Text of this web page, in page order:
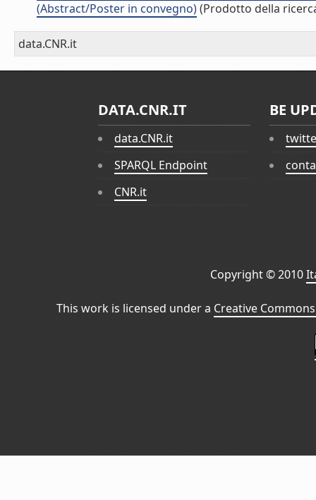
(Abstract/Poster in convegno)(Prodotto della
data.CNR.it
DATA.CNR.IT
data.CNR.it
SPARQL Endpoint
CNR.it
BE
Copyright © 2010
This work is licensed under a Creative